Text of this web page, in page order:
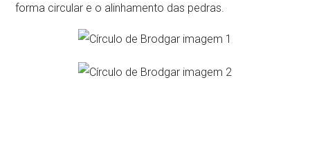
forma circular e o alinhamento das pedras.